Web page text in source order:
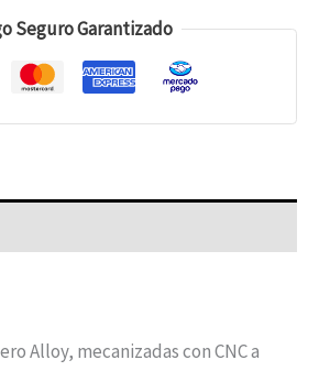
Seguro Garantizado
Alloy, mecanizadas con CNC a